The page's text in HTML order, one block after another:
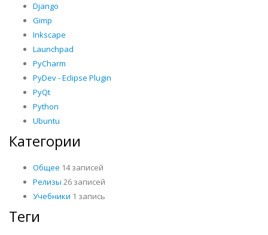
Django
Gimp
Inkscape
Launchpad
PyCharm
PyDev - Eclipse Plugin
PyQt
Python
Ubuntu
Категории
Общее 14 записей
Релизы 26 записей
Учебники 1 запись
Теги